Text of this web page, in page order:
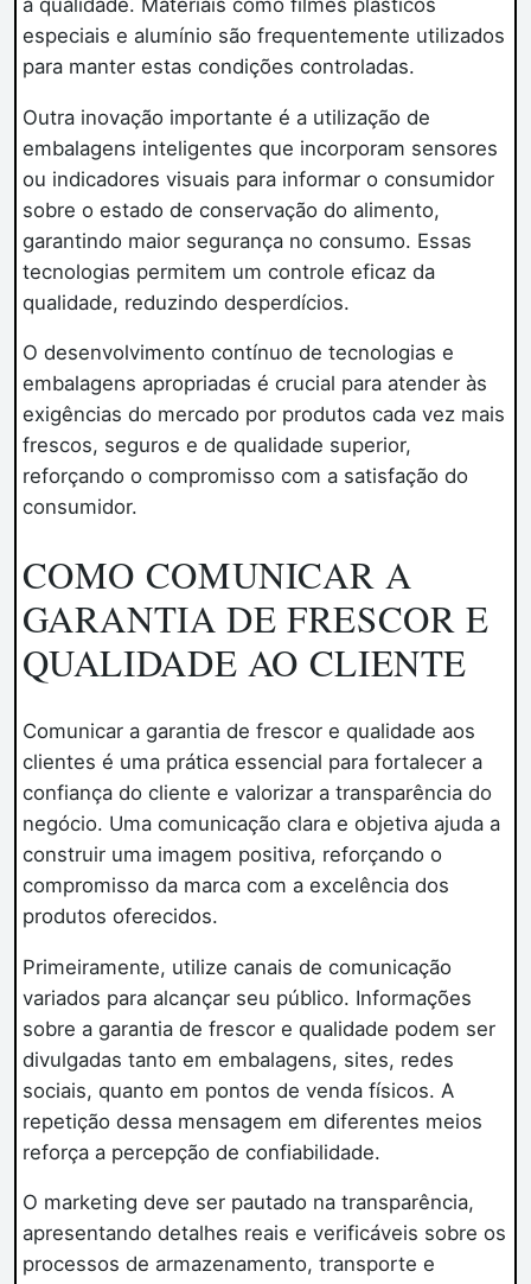
especiais e alumínio são frequentemente utilizados
para manter estas condições controladas.
Outra inovação importante é a utilização de
embalagens inteligentes que incorporam sensores
ou indicadores visuais para informar o consumidor
sobre o estado de conservação do alimento,
garantindo maior segurança no consumo. Essas
tecnologias permitem um controle eficaz da
qualidade, reduzindo desperdícios.
O desenvolvimento contínuo de tecnologias e
embalagens apropriadas é crucial para atender às
exigências do mercado por produtos cada vez mais
frescos, seguros e de qualidade superior,
reforçando o compromisso com a satisfação do
consumidor.
COMO COMUNICAR A
GARANTIA DE FRESCOR E
QUALIDADE AO CLIENTE
Comunicar a garantia de frescor e qualidade aos
clientes é uma prática essencial para fortalecer a
confiança do cliente e valorizar a transparência do
negócio. Uma comunicação clara e objetiva ajuda a
construir uma imagem positiva, reforçando o
compromisso da marca com a excelência dos
produtos oferecidos.
Primeiramente, utilize canais de comunicação
variados para alcançar seu público. Informações
sobre a garantia de frescor e qualidade podem ser
divulgadas tanto em embalagens, sites, redes
sociais, quanto em pontos de venda físicos. A
repetição dessa mensagem em diferentes meios
reforça a percepção de confiabilidade.
O marketing deve ser pautado na transparência,
apresentando detalhes reais e verificáveis sobre os
processos de armazenamento, transporte e